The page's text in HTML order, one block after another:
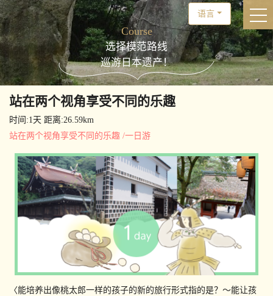
语言
Course
选择模范路线
巡游日本遗产！
站在两个视角享受不同的乐趣
时间:1天 距离:26.59km
站在两个视角享受不同的乐趣 /一日游
〈能培养出像桃太郎一样的孩子的新的旅行形式指的是？～能让孩